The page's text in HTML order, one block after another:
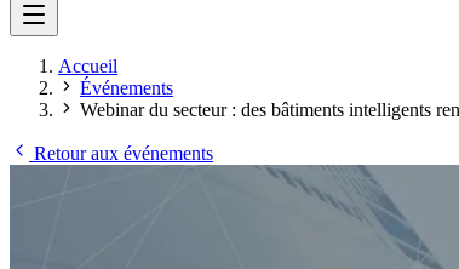
Accueil
Événements
Webinar du secteur : des bâtiments intelligents
Retour aux événements